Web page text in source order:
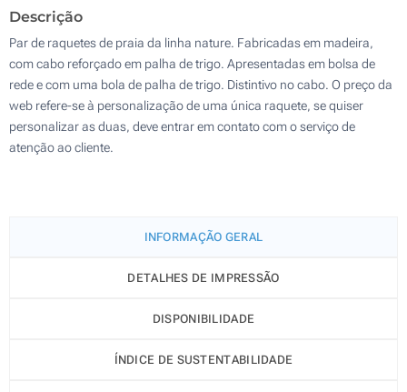
Outra :
Descrição
Par de raquetes de praia da linha nature. Fabricadas em madeira,
com cabo reforçado em palha de trigo. Apresentadas em bolsa de
rede e com uma bola de palha de trigo. Distintivo no cabo. O preço da
web refere-se à personalização de uma única raquete, se quiser
personalizar as duas, deve entrar em contato com o serviço de
atenção ao cliente.
INFORMAÇÃO GERAL
DETALHES DE IMPRESSÃO
DISPONIBILIDADE
ÍNDICE DE SUSTENTABILIDADE